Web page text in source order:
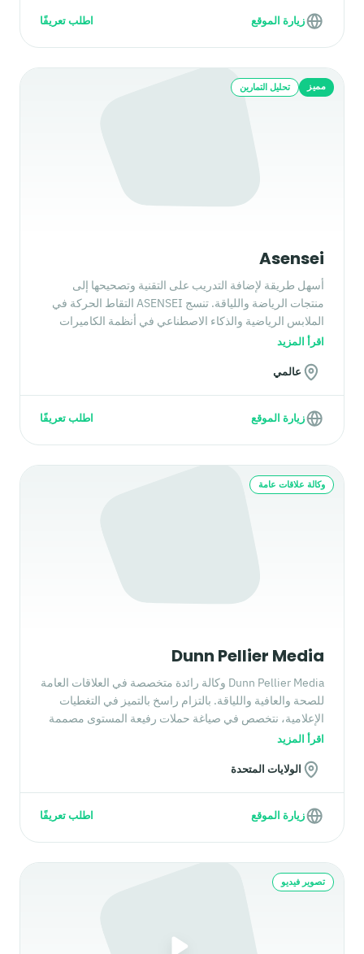
زيارة الموقع اطلب تعريفًا
مميز تحليل التمارين
Asensei
أسهل طريقة لإضافة التدريب على التقنية وتصحيحها إلى
منتجات الرياضة واللياقة. تنسج ASENSEI التقاط الحركة في
الملابس الرياضية والذكاء الاصطناعي في أنظمة الكاميرات
والمعرفة في البرمجيات، لتتمكن معدات اللياقة وتطبيقات
وتصحيحها في الوقت الفعلي.
اقرأ المزيد
عالمي
زيارة الموقع اطلب تعريفًا
وكالة علاقات عامة
Dunn Pellier Media
Dunn Pellier Media وكالة رائدة متخصصة في العلاقات العامة
للصحة والعافية واللياقة. بالتزام راسخ بالتميز في التغطيات
الإعلامية، نتخصص في صياغة حملات رفيعة المستوى مصممة
لاحتياجات علامتك الفريدة. بنى فريقنا إرثًا مع عملاء علاقات
OrangeTheory Fitness و F45 و Les Mills.
اقرأ المزيد
الولايات المتحدة
زيارة الموقع اطلب تعريفًا
تصوير فيديو